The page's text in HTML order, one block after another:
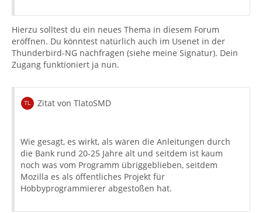
Hierzu solltest du ein neues Thema in diesem Forum
eröffnen. Du könntest natürlich auch im Usenet in der
Thunderbird-NG nachfragen (siehe meine Signatur). Dein
Zugang funktioniert ja nun.
Zitat von TlatoSMD
Wie gesagt, es wirkt, als wären die Anleitungen durch
die Bank rund 20-25 Jahre alt und seitdem ist kaum
noch was vom Programm übriggeblieben, seitdem
Mozilla es als öffentliches Projekt für
Hobbyprogrammierer abgestoßen hat.